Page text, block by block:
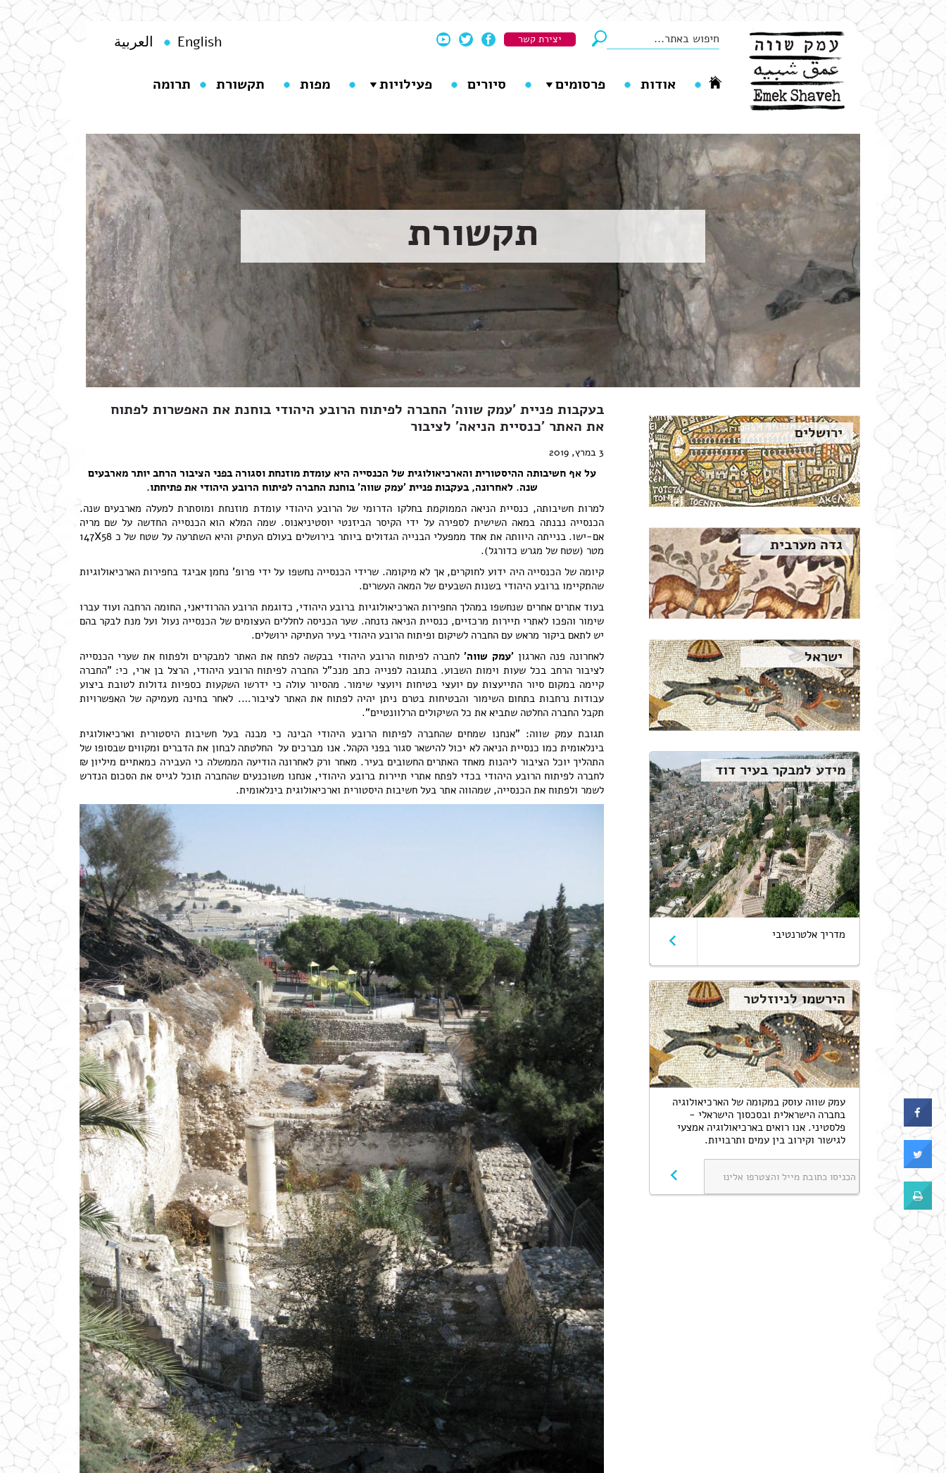
יצירת קשר English العربية
אודות פרסומים סיורים פעילויות מפות תקשורת תרומה
תקשורת
ירושלים
גדה מערבית
ישראל
מידע למבקר בעיר דוד
מדריך אלטרנטיבי
הירשמו לניוזלטר
עמק שווה עוסק במקומה‬ ‫של הארכיאולוגיה
בחברה הישראלית ובסכסוך הישראלי -
פלסטיני. אנו רואים בארכיאולוגיה אמצעי
לגישור וקירוב בין עמים ותרבויות.
בעקבות פניית 'עמק שווה' החברה לפיתוח הרובע היהודי בוחנת את האפשרות לפתוח
את האתר 'כנסיית הניאה' לציבור
3 במרץ, 2019
על אף חשיבותה ההיסטורית והארכיאולוגית של הכנסייה היא עומדת מוזנחת וסגורה בפני הציבור הרחב יותר מארבעים
שנה. לאחרונה, בעקבות פניית 'עמק שווה' בוחנת החברה לפיתוח הרובע היהודי את פתיחתו.
למרות חשיבותה, כנסיית הניאה הממוקמת בחלקו הדרומי של הרובע היהודי עומדת מוזנחת ומוסתרת למעלה מארבעים שנה.
הכנסייה נבנתה במאה השישית לספירה על ידי הקיסר הביזנטי יוסטיניאנוס. שמה המלא הוא הכנסייה החדשה על שם מריה
אם-ישו. בנייתה היוותה את אחד ממפעלי הבנייה הגדולים ביותר בירושלים בעולם העתיק והיא השתרעה על שטח של כ 147X58
מטר (שטח של מגרש כדורגל).
קיומה של הכנסייה היה ידוע לחוקרים, אך לא מיקומה. שרידי הכנסייה נחשפו על ידי פרופ' נחמן אביגד בחפירות הארכיאולוגיות
שהתקיימו ברובע היהודי בשנות השבעים של המאה העשרים.
בעוד אתרים אחרים שנחשפו במהלך החפירות הארכיאולוגיות ברובע היהודי, כדוגמת הרובע ההרודיאני, החומה הרחבה ועוד עברו
שימור והפכו לאתרי תיירות מרכזיים, כנסיית הניאה נזנחה. שער הכניסה לחללים העצומים של הכנסייה נעול ועל מנת לבקר בהם
יש לתאם ביקור מראש עם החברה לשיקום ופיתוח הרובע היהודי בעיר העתיקה ירושלים.
לאחרונה פנה הארגון 'עמק שווה'לחברה לפיתוח הרובע היהודי בבקשה לפתח את האתר למבקרים ולפתוח את שערי הכנסייה
לציבור הרחב בכל שעות וימות השבוע. בתגובה לפנייה כתב מנכ"ל החברה לפיתוח הרובע היהודי, הרצל בן ארי, כי: "החברה
קיימה במקום סיור התייעצות עם יועצי בטיחות ויועצי שימור. מהסיור עולה כי ידרשו השקעות כספיות גדולות לטובת ביצוע
עבודות נרחבות בתחום השימור והבטיחות בטרם ניתן יהיה לפתוח את האתר לציבור…. לאחר בחינה מעמיקה של האפשרויות
תקבל החברה החלטה שתביא את כל השיקולים הרלוונטיים".
תגובת עמק שווה: "אנחנו שמחים שהחברה לפיתוח הרובע היהודי הבינה כי מבנה בעל חשיבות היסטורית וארכיאולוגית
בינלאומית כמו כנסיית הניאה לא יכול להישאר סגור בפני הקהל. אנו מברכים על החלטתה לבחון את הדברים ומקווים שבסופו של
התהליך יוכל הציבור ליהנות מאחד האתרים החשובים בעיר. מאחר ורק לאחרונה הודיעה הממשלה כי העבירה כמאתיים מיליון ₪
לחברה לפיתוח הרובע היהודי בכדי לפתח אתרי תיירות ברובע היהודי, אנחנו משוכנעים שהחברה תוכל לגייס את הסכום הנדרש
לשמר ולפתוח את הכנסייה, שמהווה אתר בעל חשיבות היסטורית וארכיאולוגית בינלאומית.